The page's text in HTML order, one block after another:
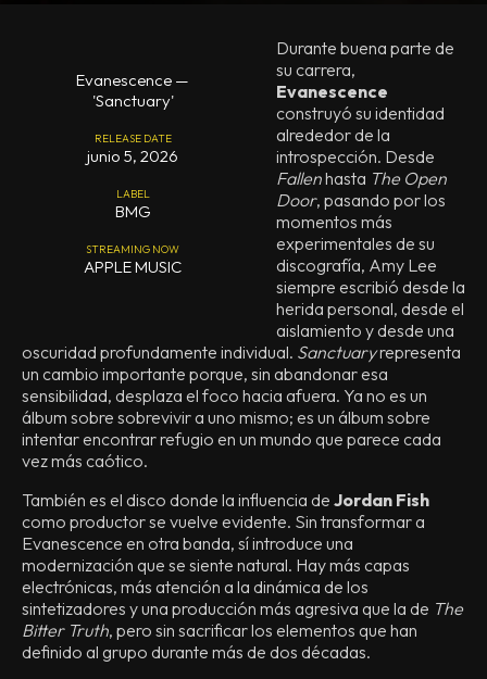
Evanescence —
'Sanctuary'
RELEASE DATE
junio 5, 2026
LABEL
BMG
STREAMING NOW
APPLE MUSIC
Durante buena parte de
su carrera,
Evanescence
construyó su identidad
alrededor de la
introspección. Desde
Fallenhasta The Open
Door, pasando por los
momentos más
experimentales de su
discografía, Amy Lee
siempre escribió desde la
herida personal, desde el
aislamiento y desde una
oscuridad profundamente individual. Sanctuaryrepresenta
un cambio importante porque, sin abandonar esa
sensibilidad, desplaza el foco hacia afuera. Ya no es un
álbum sobre sobrevivir a uno mismo; es un álbum sobre
intentar encontrar refugio en un mundo que parece cada
vez más caótico.
También es el disco donde la influencia de Jordan Fish
como productor se vuelve evidente. Sin transformar a
Evanescence en otra banda, sí introduce una
modernización que se siente natural. Hay más capas
electrónicas, más atención a la dinámica de los
sintetizadores y una producción más agresiva que la de The
Bitter Truth, pero sin sacrificar los elementos que han
definido al grupo durante más de dos décadas.